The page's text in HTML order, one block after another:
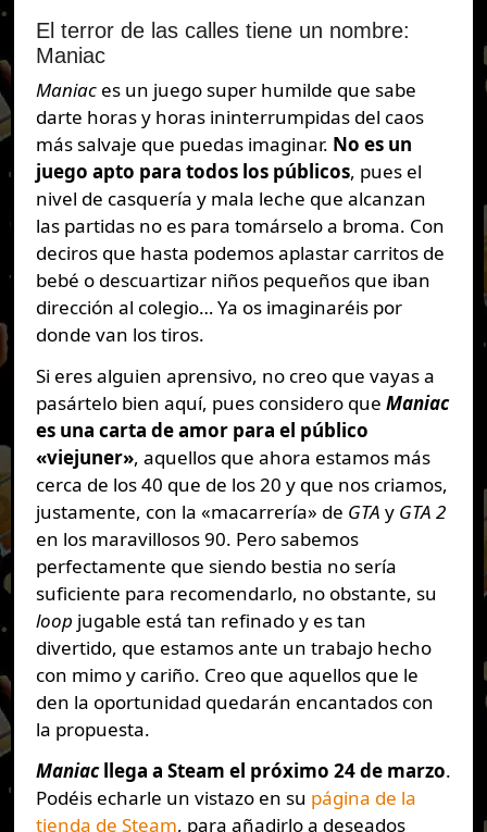
El terror de las calles tiene un nombre:
Maniac
Maniaces un juego super humilde que sabe
darte horas y horas ininterrumpidas del caos
más salvaje que puedas imaginar. No es un
juego apto para todos los públicos, pues el
nivel de casquería y mala leche que alcanzan
las partidas no es para tomárselo a broma. Con
deciros que hasta podemos aplastar carritos de
bebé o descuartizar niños pequeños que iban
dirección al colegio… Ya os imaginaréis por
donde van los tiros.
Si eres alguien aprensivo, no creo que vayas a
pasártelo bien aquí, pues considero que Maniac
es una carta de amor para el público
«viejuner», aquellos que ahora estamos más
cerca de los 40 que de los 20 y que nos criamos,
justamente, con la «macarrería» de GTA y GTA 2
en los maravillosos 90. Pero sabemos
perfectamente que siendo bestia no sería
suficiente para recomendarlo, no obstante, su
loop jugable está tan refinado y es tan
divertido, que estamos ante un trabajo hecho
con mimo y cariño. Creo que aquellos que le
den la oportunidad quedarán encantados con
la propuesta.
Maniacllega a Steam el próximo 24 de marzo.
Podéis echarle un vistazo en su página de la
tienda de Steam, para añadirlo a deseados